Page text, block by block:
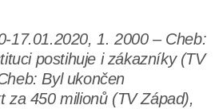
17.01.2020, 1. 2000 – Cheb:
postihuje i zákazníky (TV
Byl ukončen
za 450 milionů (TV Západ),